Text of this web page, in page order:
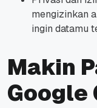
mengizinkan
ingin datamu
Makin
Google